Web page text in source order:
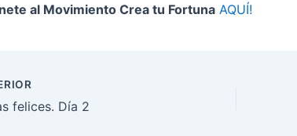
al Movimiento Crea tu Fortuna AQUÍ!
felices. Día 2